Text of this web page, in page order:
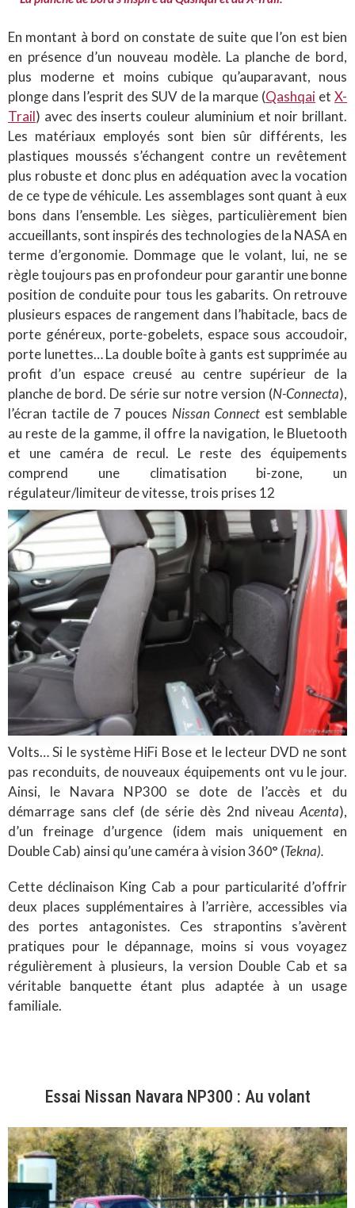
En montant à bord on constate de suite que l’on est bien
en présence d’un nouveau modèle. La planche de bord,
plus moderne et moins cubique qu’auparavant, nous
plonge dans l’esprit des SUV de la marque (Qashqai et X-
Trail) avec des inserts couleur aluminium et noir brillant.
Les matériaux employés sont bien sûr différents, les
plastiques moussés s’échangent contre un revêtement
plus robuste et donc plus en adéquation avec la vocation
de ce type de véhicule. Les assemblages sont quant à eux
bons dans l’ensemble. Les sièges, particulièrement bien
accueillants, sont inspirés des technologies de la NASA en
terme d’ergonomie. Dommage que le volant, lui, ne se
règle toujours pas en profondeur pour garantir une bonne
position de conduite pour tous les gabarits. On retrouve
plusieurs espaces de rangement dans l’habitacle, bacs de
porte généreux, porte-gobelets, espace sous accoudoir,
porte lunettes… La double boîte à gants est supprimée au
profit d’un espace creusé au centre supérieur de la
planche de bord. De série sur notre version (N-Connecta),
l’écran tactile de 7 pouces Nissan Connect est semblable
au reste de la gamme, il offre la navigation, le Bluetooth
et une caméra de recul. Le reste des équipements
comprend une climatisation bi-zone, un
régulateur/limiteur de vitesse, trois prises 12
Volts… Si le système HiFi Bose et le lecteur DVD ne sont
pas reconduits, de nouveaux équipements ont vu le jour.
Ainsi, le Navara NP300 se dote de l’accès et du
démarrage sans clef (de série dès 2nd niveauAcenta),
d’un freinage d’urgence (idem mais uniquement en
Double Cab) ainsi qu’une caméra à vision 360° (Tekna).
Cette déclinaison King Cab a pour particularité d’offrir
deux places supplémentaires à l’arrière, accessibles via
des portes antagonistes. Ces strapontins s’avèrent
pratiques pour le dépannage, moins si vous voyagez
régulièrement à plusieurs, la version Double Cab et sa
véritable banquette étant plus adaptée à un usage
familiale.
Essai Nissan Navara NP300 : Au volant